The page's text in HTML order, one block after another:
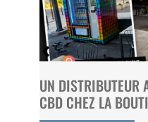
UN DISTRIBUTEUR
CBD CHEZ LA